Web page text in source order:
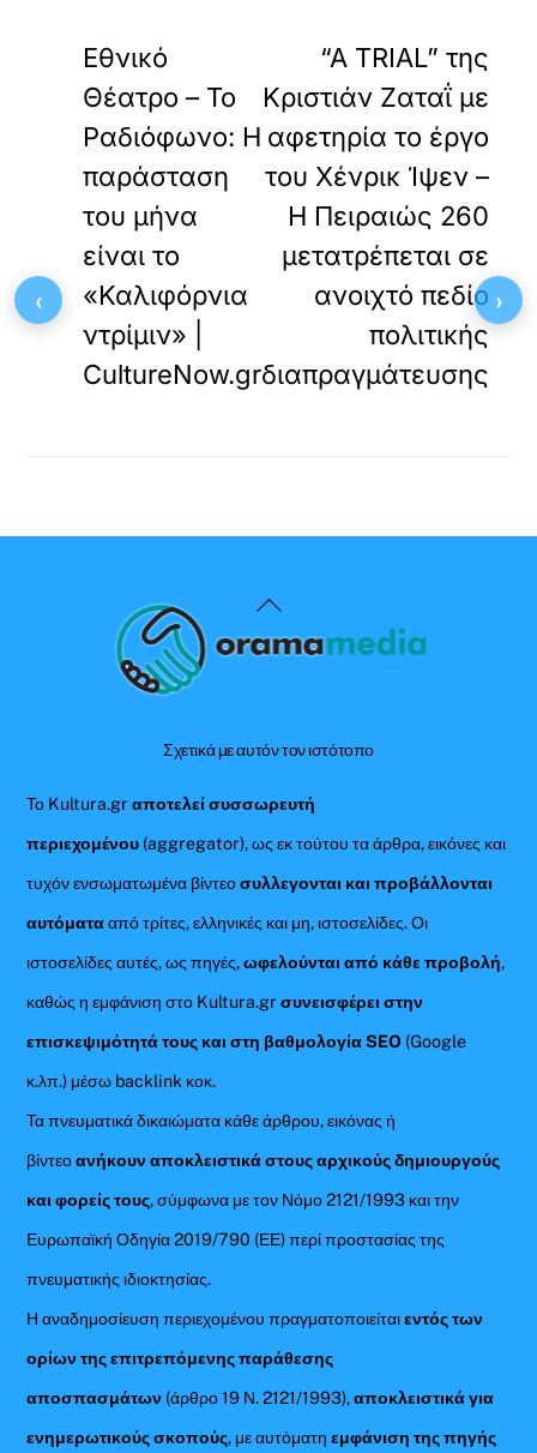
Εθνικό
Θέατρο – Το
Ραδιόφωνο: Η
παράσταση
του μήνα
είναι το
«Καλιφόρνια
ντρίμιν» |
CultureNow.gr
“A TRIAL” της
Κριστιάν Ζαταΐ με
αφετηρία το έργο
του Χένρικ Ίψεν –
Η Πειραιώς 260
μετατρέπεται σε
ανοιχτό πεδίο
πολιτικής
διαπραγμάτευσης
Back
To
Σχετικά με αυτόν τον ιστότοπο
Το Kultura.grαποτελεί συσσωρευτή
περιεχομένου (aggregator), ως εκ τούτου τα άρθρα, εικόνες και
τυχόν ενσωματωμένα βίντεοσυλλεγονται και προβάλλονται
αυτόματααπό τρίτες, ελληνικές και μη, ιστοσελίδες. Οι
ιστοσελίδες αυτές, ως πηγές,ωφελούνται από κάθε προβολή,
καθώς η εμφάνιση στο Kultura.gr συνεισφέρει στην
επισκεψιμότητά τους και στη βαθμολογία SEO (Google
κ.λπ.) μέσω backlink κοκ.
Τα πνευματικά δικαιώματα κάθε άρθρου, εικόνας ή
βίντεοανήκουν αποκλειστικά στους αρχικούς δημιουργούς
και φορείς τους, σύμφωνα με τον Νόμο 2121/1993 και την
Ευρωπαϊκή Οδηγία 2019/790 (ΕΕ) περί προστασίας της
πνευματικής ιδιοκτησίας.
Η αναδημοσίευση περιεχομένου πραγματοποιείταιεντός των
ορίων της επιτρεπόμενης παράθεσης
αποσπασμάτων (άρθρο 19 Ν. 2121/1993),αποκλειστικά για
ενημερωτικούς σκοπούς, με αυτόματηεμφάνιση της πηγής
‹ ›